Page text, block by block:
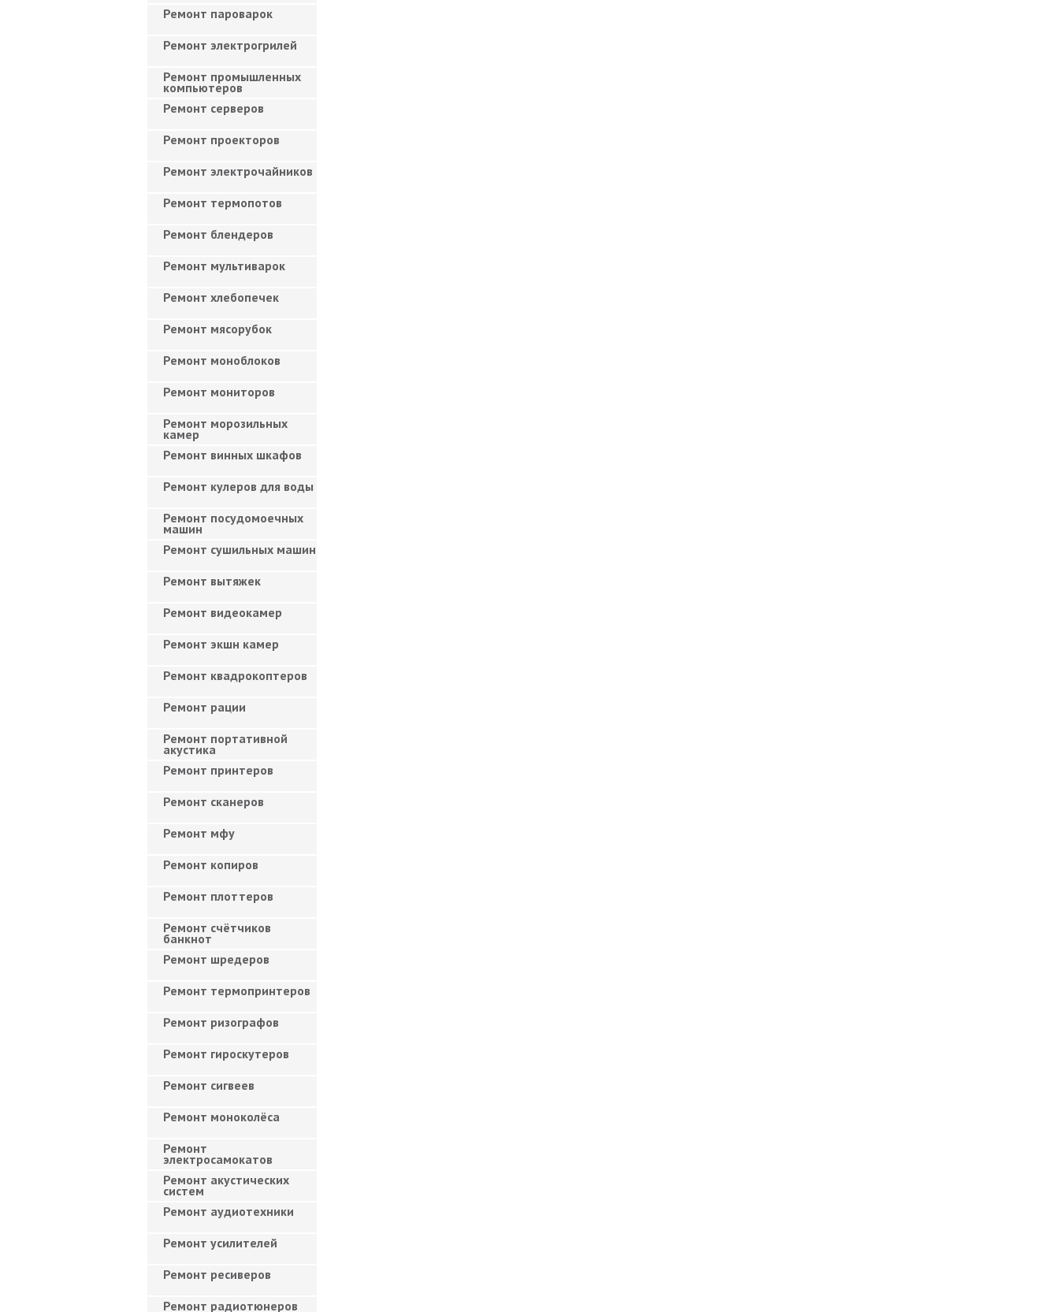
Ремонт пароварок
Ремонт электрогрилей
Ремонт промышленных
компьютеров
Ремонт серверов
Ремонт проекторов
Ремонт электрочайников
Ремонт термопотов
Ремонт блендеров
Ремонт мультиварок
Ремонт хлебопечек
Ремонт мясорубок
Ремонт моноблоков
Ремонт мониторов
Ремонт морозильных
камер
Ремонт винных шкафов
Ремонт кулеров для воды
Ремонт посудомоечных
машин
Ремонт сушильных машин
Ремонт вытяжек
Ремонт видеокамер
Ремонт экшн камер
Ремонт квадрокоптеров
Ремонт рации
Ремонт портативной
акустика
Ремонт принтеров
Ремонт сканеров
Ремонт мфу
Ремонт копиров
Ремонт плоттеров
Ремонт счётчиков
банкнот
Ремонт шредеров
Ремонт термопринтеров
Ремонт ризографов
Ремонт гироскутеров
Ремонт сигвеев
Ремонт моноколёса
Ремонт
электросамокатов
Ремонт акустических
систем
Ремонт аудиотехники
Ремонт усилителей
Ремонт ресиверов
Ремонт радиотюнеров